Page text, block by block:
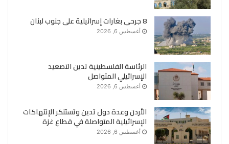
8 جرحى بغارات إسرائيلية على جنوب لبنان
أغسطس 6, 2026
الرئاسة الفلسطينية تدين التصعيد
الإسرائيلي المتواصل
أغسطس 6, 2026
الأردن وعدة دول تدين وتستنكر الإنتهاكات
الإسرائيلية المتواصلة في قطاع غزة
أغسطس 6, 2026